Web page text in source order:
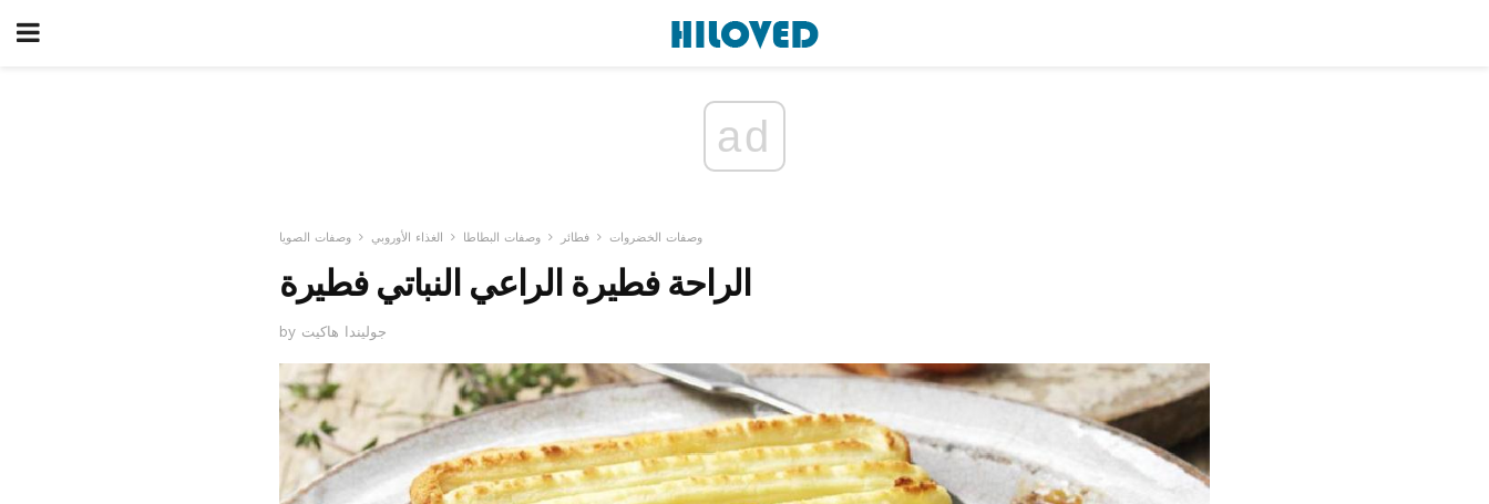
ad
وصفات الخضروات فطائر وصفات البطاطا الغذاء الأوروبي وصفات الصويا
الراحة فطيرة الراعي النباتي فطيرة
by جوليندا هاكيت